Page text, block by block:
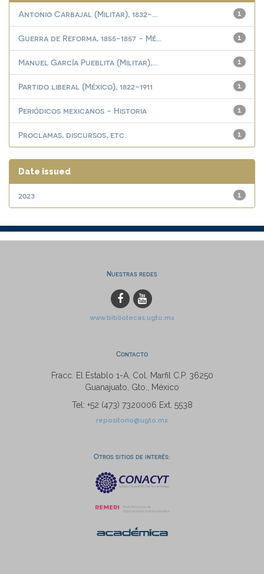
1
Antonio Carbajal (Militar), 1832-...
1
Guerra de Reforma, 1855-1857 - Mé...
1
Manuel García Pueblita (Militar),...
1
Partido liberal (México), 1822-1911
1
Periódicos mexicanos - Historia
1
Proclamas, discursos, etc.
Date issued
1
2023
Nuestras redes
www.bibliotecas.ugto.mx
Contacto
Fracc. El Establo 1-A, Col. Marfil C.P. 36250
Guanajuato, Gto., México
Tel: +52 (473) 7320006 Ext. 5538
repositorio@ugto.mx
Otros sitios de interés: